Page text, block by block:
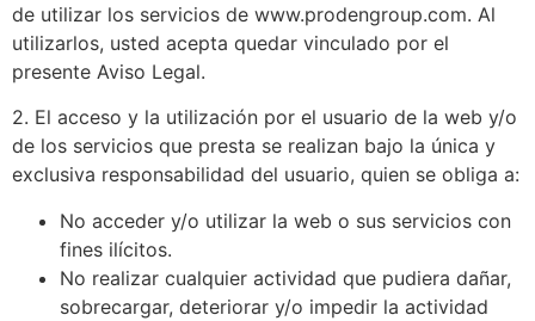
de utilizar los servicios de www.prodengroup.com. Al
utilizarlos, usted acepta quedar vinculado por el
presente Aviso Legal.
2. El acceso y la utilización por el usuario de la web y/o
de los servicios que presta se realizan bajo la única y
exclusiva responsabilidad del usuario, quien se obliga a:
No acceder y/o utilizar la web o sus servicios con
fines ilícitos.
No realizar cualquier actividad que pudiera dañar,
sobrecargar, deteriorar y/o impedir la actividad